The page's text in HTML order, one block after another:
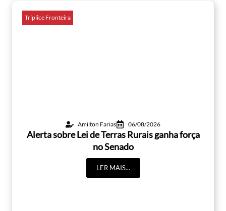
Tríplice Fronteira
Amilton Farias 06/08/2026
Alerta sobre Lei de Terras Rurais ganha força
no Senado
LER MAIS...